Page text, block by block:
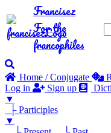
Francisez
For the
francophiles
Home / Conjugate
Log in
Sign up
▼
├ Participles
▼